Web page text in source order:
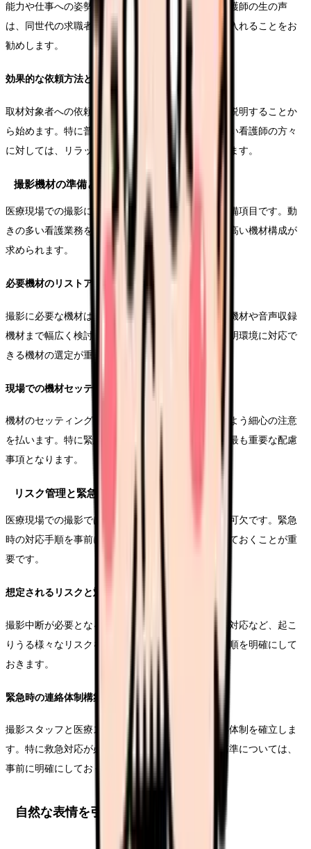
能力や仕事への姿勢なども考慮します。特に若手看護師の生の声
は、同世代の求職者に強く響くため、積極的に取り入れることをお
勧めします。
効果的な依頼方法とモチベーション管理
取材対象者への依頼は、撮影の目的や意義を丁寧に説明することか
ら始めます。特に普段カメラの前に立つことの少ない看護師の方々
に対しては、リラックスした雰囲気づくりを心がけます。
撮影機材の準備と環境整備
医療現場での撮影に適した機材の選定も、重要な準備項目です。動
きの多い看護業務を追いかけるためには、機動性の高い機材構成が
求められます。
必要機材のリストアップ
撮影に必要な機材は、本体カメラだけでなく、照明機材や音声収録
機材まで幅広く検討します。特に医療現場特有の照明環境に対応で
きる機材の選定が重要です。
現場での機材セッティング方法
機材のセッティングは、医療業務の妨げにならないよう細心の注意
を払います。特に緊急時の動線を確保することは、最も重要な配慮
事項となります。
リスク管理と緊急時対応
医療現場での撮影では、予期せぬ事態への備えが不可欠です。緊急
時の対応手順を事前に確認し、全スタッフで共有しておくことが重
要です。
想定されるリスクと対策
撮影中断が必要となるケースや、機材トラブルへの対応など、起こ
りうる様々なリスクを洗い出し、それぞれの対応手順を明確にして
おきます。
緊急時の連絡体制構築
撮影スタッフと医療スタッフの間で、緊急時の連絡体制を確立しま
す。特に救急対応が必要な場合の撮影中断の判断基準については、
事前に明確にしておく必要があります。
自然な表情を引き出す撮影技法